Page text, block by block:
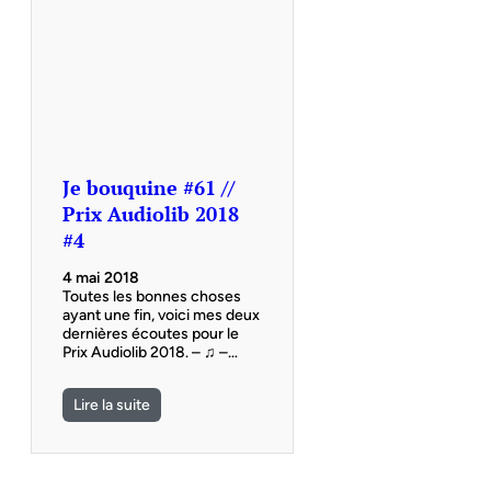
Je bouquine #61 //
Prix Audiolib 2018
#4
4 mai 2018
Toutes les bonnes choses
ayant une fin, voici mes deux
dernières écoutes pour le
Prix Audiolib 2018. – ♫ –…
Lire la suite